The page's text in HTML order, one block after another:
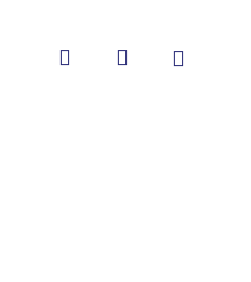
search account